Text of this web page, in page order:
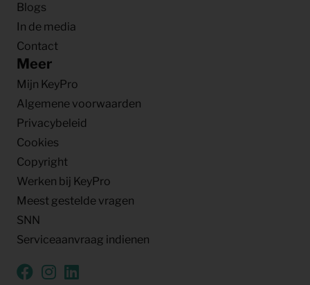
Blogs
In de media
Contact
Meer
Mijn KeyPro
Algemene voorwaarden
Privacybeleid
Cookies
Copyright
Werken bij KeyPro
Meest gestelde vragen
SNN
Serviceaanvraag indienen